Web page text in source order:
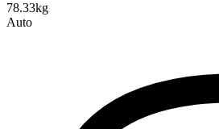
78.33kg
Auto